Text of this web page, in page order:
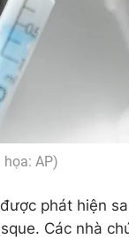
họa: AP)
phát hiện
Các nhà